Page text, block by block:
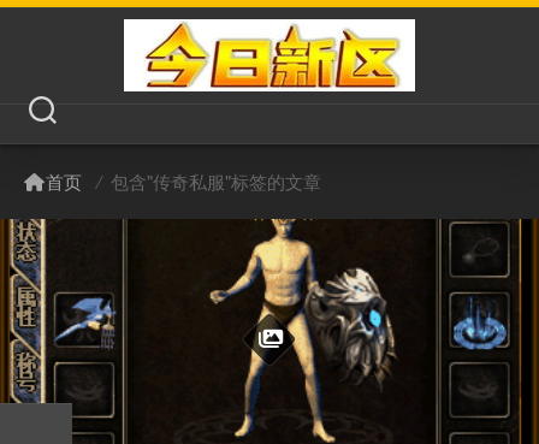
首页 / 包含"传奇私服"标签的文章